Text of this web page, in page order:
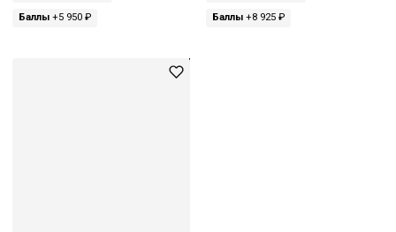
Баллы +5 950 ₽ Баллы+8 925 ₽